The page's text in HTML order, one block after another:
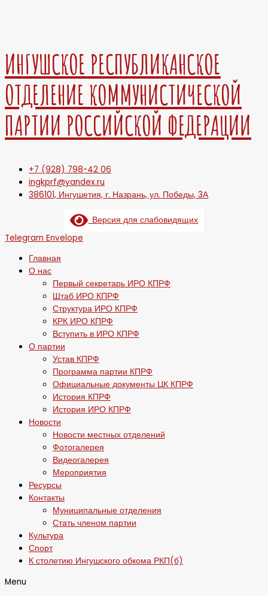
ИНГУШСКОЕ РЕСПУБЛИКАНСКОЕ
ОТДЕЛЕНИЕ КОММУНИСТИЧЕСКОЙ
ПАРТИИ РОССИЙСКОЙ ФЕДЕРАЦИИ
+7 (928) 798-42 06
ingkprf@yandex.ru
386101, Ингушетия, г. Назрань, ул. Победы, 3А
Версия для слабовидящих
Telegram Envelope
Главная
О нас
Первый секретарь ИРО КПРФ
Штаб ИРО КПРФ
Структура ИРО КПРФ
КРК ИРО КПРФ
Вступить в ИРО КПРФ
О партии
Устав КПРФ
Программа партии КПРФ
Официальные документы ЦК КПРФ
История КПРФ
История ИРО КПРФ
Новости
Новости местных отделений
Фотогалерея
Видеогалерея
Мероприятия
Ресурсы
Контакты
Муниципальные отделения
Стать членом партии
Культура
Спорт
К столетию Ингушского обкома РКП(б)
Menu